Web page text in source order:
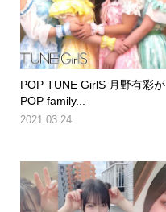
POP TUNE GirlS 月野有彩が
POP family...
2021.03.24